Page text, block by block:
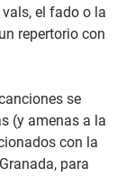
el fado o la
repertorio con
se
(y amenas a la
con la
para